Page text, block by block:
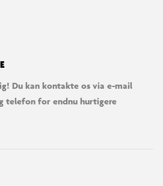
Du kan kontakte os via e-mail
telefon for endnu hurtigere